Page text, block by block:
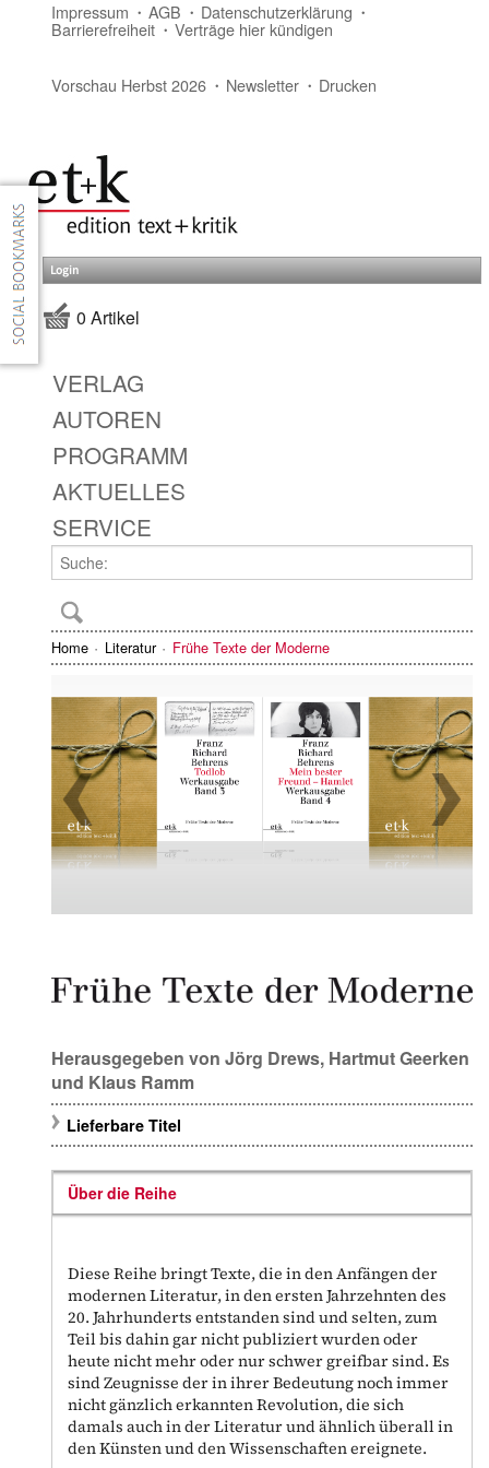
Impressum AGB Datenschutzerklärung
Barrierefreiheit Verträge hier kündigen
Vorschau Herbst 2026 Newsletter Drucken
Login
0 Artikel
VERLAG
AUTOREN
PROGRAMM
AKTUELLES
SERVICE
Home Literatur Frühe Texte der Moderne
Herausgegeben von Jörg Drews, Hartmut Geerken
und Klaus Ramm
Lieferbare Titel
Über die Reihe
Diese Reihe bringt Texte, die in den Anfängen der
modernen Literatur, in den ersten Jahrzehnten des
20. Jahrhunderts entstanden sind und selten, zum
Teil bis dahin gar nicht publiziert wurden oder
heute nicht mehr oder nur schwer greifbar sind. Es
sind Zeugnisse der in ihrer Bedeutung noch immer
nicht gänzlich erkannten Revolution, die sich
damals auch in der Literatur und ähnlich überall in
den Künsten und den Wissenschaften ereignete.